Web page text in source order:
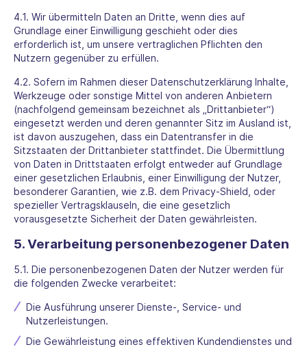
4.1. Wir übermitteln Daten an Dritte, wenn dies auf
Grundlage einer Einwilligung geschieht oder dies
erforderlich ist, um unsere vertraglichen Pflichten den
Nutzern gegenüber zu erfüllen.
4.2. Sofern im Rahmen dieser Datenschutzerklärung Inhalte,
Werkzeuge oder sonstige Mittel von anderen Anbietern
(nachfolgend gemeinsam bezeichnet als „Drittanbieter“)
eingesetzt werden und deren genannter Sitz im Ausland ist,
ist davon auszugehen, dass ein Datentransfer in die
Sitzstaaten der Drittanbieter stattfindet. Die Übermittlung
von Daten in Drittstaaten erfolgt entweder auf Grundlage
einer gesetzlichen Erlaubnis, einer Einwilligung der Nutzer,
besonderer Garantien, wie z.B. dem Privacy-Shield, oder
spezieller Vertragsklauseln, die eine gesetzlich
vorausgesetzte Sicherheit der Daten gewährleisten.
5. Verarbeitung personenbezogener Daten
5.1. Die personenbezogenen Daten der Nutzer werden für
die folgenden Zwecke verarbeitet:
Die Ausführung unserer Dienste-, Service- und
Nutzerleistungen.
Die Gewährleistung eines effektiven Kundendienstes und